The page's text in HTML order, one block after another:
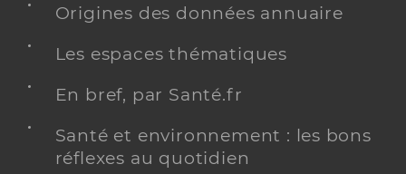
Origines des données annuaire
Les espaces thématiques
En bref, par Santé.fr
Santé et environnement : les bons
réflexes au quotidien